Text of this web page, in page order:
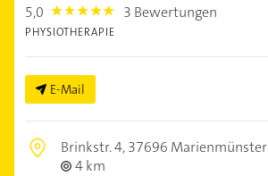
5,0 5.0 3 Bewertungen
PHYSIOTHERAPIE
E-Mail
Brinkstr. 4,37696 Marienmünster
4 km